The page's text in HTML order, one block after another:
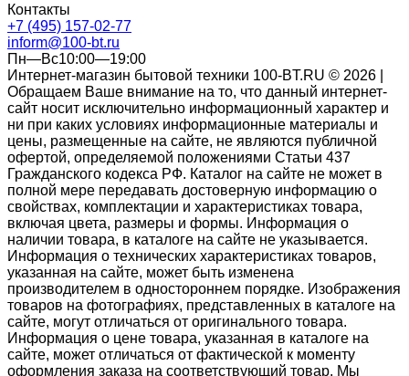
Контакты
+7 (495) 157-02-77
inform@100-bt.ru
Пн—Вс10:00—19:00
Интернет-магазин бытовой техники 100-BT.RU © 2026 |
Обращаем Ваше внимание на то, что данный интернет-
сайт носит исключительно информационный характер и
ни при каких условиях информационные материалы и
цены, размещенные на сайте, не являются публичной
офертой, определяемой положениями Статьи 437
Гражданского кодекса РФ. Каталог на сайте не может в
полной мере передавать достоверную информацию о
свойствах, комплектации и характеристиках товара,
включая цвета, размеры и формы. Информация о
наличии товара, в каталоге на сайте не указывается.
Информация о технических характеристиках товаров,
указанная на сайте, может быть изменена
производителем в одностороннем порядке. Изображения
товаров на фотографиях, представленных в каталоге на
сайте, могут отличаться от оригинального товара.
Информация о цене товара, указанная в каталоге на
сайте, может отличаться от фактической к моменту
оформления заказа на соответствующий товар. Мы